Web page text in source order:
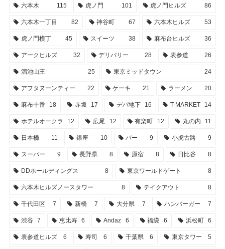
六本木 115 虎ノ門 101 虎ノ門ヒルズ 86
六本木一丁目 82 神谷町 67 六本木ヒルズ 53
虎ノ門横丁 45 スイーツ 38 麻布台ヒルズ 36
アークヒルズ 32 デリバリー 28 表参道 26
溜池山王 25 東京ミッドタウン 24
アフタヌーンティー 22 ケーキ 21 ラーメン 20
麻布十番 18 赤坂 17 デパ地下 16 T-MARKET 14
ホテルオークラ 12 広尾 12 有楽町 12 丸の内 11
日本橋 11 銀座 10 バー 9 小虎古路 9
スーパー 9 長野県 8 原宿 8 日比谷 8
DDホールディングス 8 東京ワールドゲート 8
六本木ヒルズノースタワー 8 テイクアウト 8
千代田区 7 新橋 7 大分県 7 ハンバーガー 7
渋谷 7 恵比寿 6 Andaz 6 福袋 6 浜松町 6
表参道ヒルズ 6 寿司 6 千葉県 6 東京タワー 5